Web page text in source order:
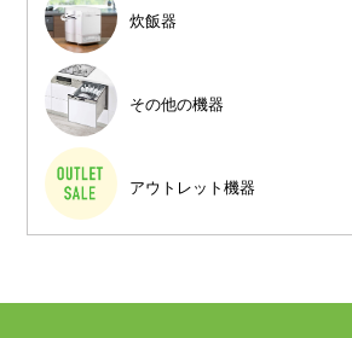
炊飯器
その他の機器
アウトレット機器